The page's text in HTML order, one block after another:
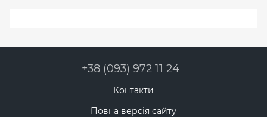
+38 (093) 972 11 24
Контакти
Повна версія сайту